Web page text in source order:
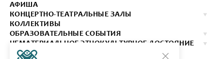
АФИША
КОНЦЕРТНО-ТЕАТРАЛЬНЫЕ ЗАЛЫ
КОЛЛЕКТИВЫ
ОБРАЗОВАТЕЛЬНЫЕ СОБЫТИЯ
НЕМАТЕРИАЛЬНОЕ ЭТНОКУЛЬТУРНОЕ ДОСТОЯНИЕ
ИЗДАНИЯ